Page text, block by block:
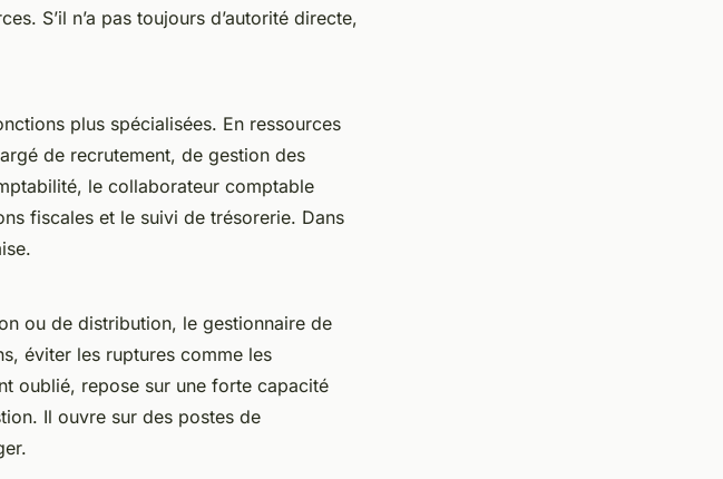
S’il n’a pas toujours d’autorité directe,
plus spécialisées. En ressources
de recrutement, de gestion des
le collaborateur comptable
fiscales et le suivi de trésorerie. Dans
ou de distribution, le gestionnaire de
éviter les ruptures comme les
oublié, repose sur une forte capacité
Il ouvre sur des postes de